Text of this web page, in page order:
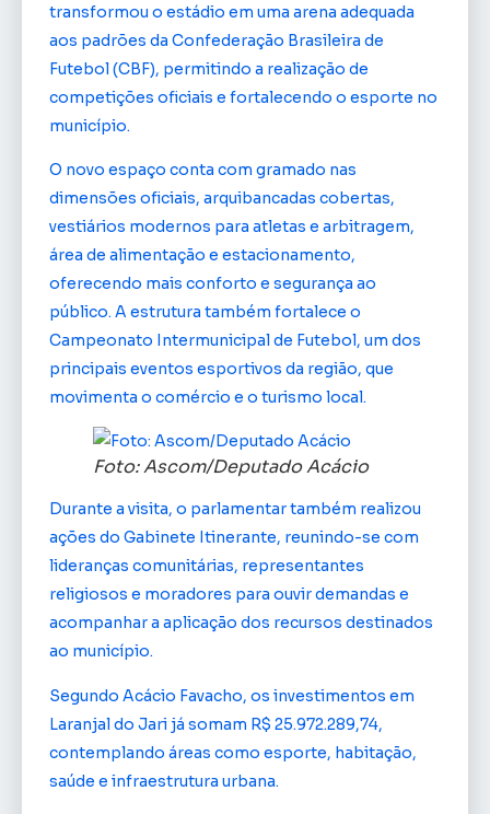
transformou o estádio em uma arena adequada
aos padrões da Confederação Brasileira de
Futebol (CBF), permitindo a realização de
competições oficiais e fortalecendo o esporte no
município.
O novo espaço conta com gramado nas
dimensões oficiais, arquibancadas cobertas,
vestiários modernos para atletas e arbitragem,
área de alimentação e estacionamento,
oferecendo mais conforto e segurança ao
público. A estrutura também fortalece o
Campeonato Intermunicipal de Futebol, um dos
principais eventos esportivos da região, que
movimenta o comércio e o turismo local.
Foto: Ascom/Deputado Acácio
Durante a visita, o parlamentar também realizou
ações do Gabinete Itinerante, reunindo-se com
lideranças comunitárias, representantes
religiosos e moradores para ouvir demandas e
acompanhar a aplicação dos recursos destinados
ao município.
Segundo Acácio Favacho, os investimentos em
Laranjal do Jari já somam R$ 25.972.289,74,
contemplando áreas como esporte, habitação,
saúde e infraestrutura urbana.